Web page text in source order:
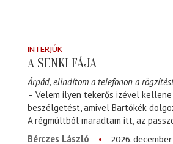
INTERJÚK
A SENKI FÁJA
Árpád, elindítom a telefonon a
– Velem ilyen tekerős izével
beszélgetést, amivel Bartókék
A régmúltból maradtam itt, az
Bérczes László
2026.